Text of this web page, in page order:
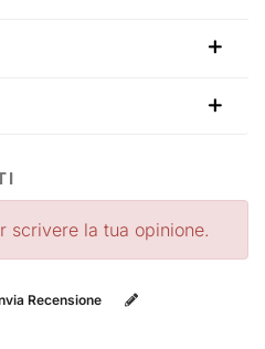
scrivere la tua opinione.
Recensione